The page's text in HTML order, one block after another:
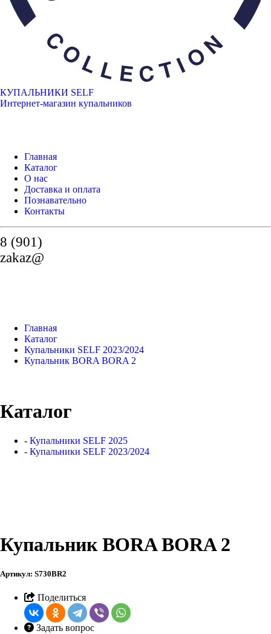
КУПАЛЬНИКИ SELF
Интернет-магазин купальников
Главная
Каталог
О нас
Доставка и оплата
Познавательно
Контакты
8 (901)
zakaz@
Главная
Каталог
Купальники SELF 2023/2024
Купальник BORA BORA 2
Каталог
- Купальники SELF 2025
- Купальники SELF 2023/2024
Купальник BORA BORA 2
Артикул: S730BR2
Поделиться
Задать вопрос